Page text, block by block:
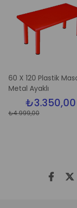
Plastik Masa